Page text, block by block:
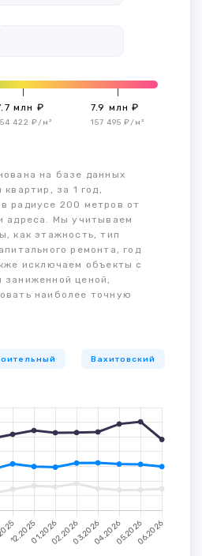
млн ₽
422 ₽/м²
7.9 млн ₽
157 495 ₽/м²
на базе данных
за 1 год,
радиусе 200 метров от
адреса. Мы учитываем
как этажность, тип
ремонта, год
исключаем объекты с
заниженной ценой,
наиболее точную
Вахитовский